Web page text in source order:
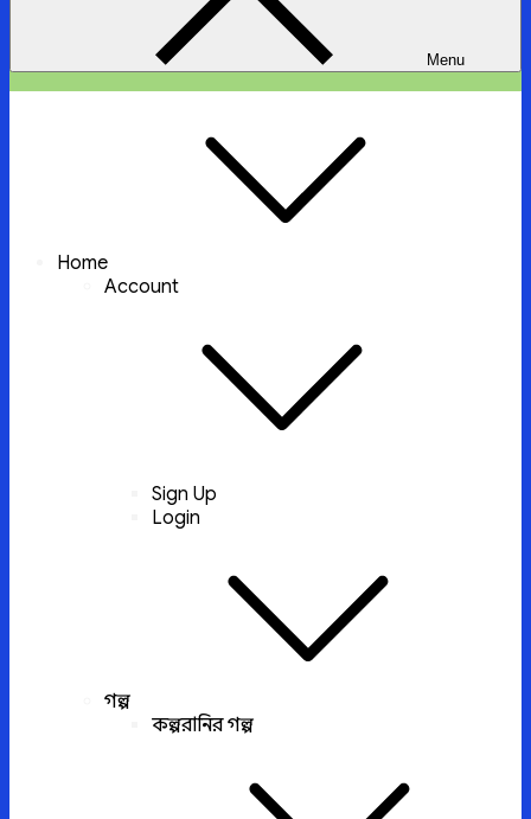
Menu
Home
Account
Sign Up
Login
গল্প
কল্পরানির গল্প